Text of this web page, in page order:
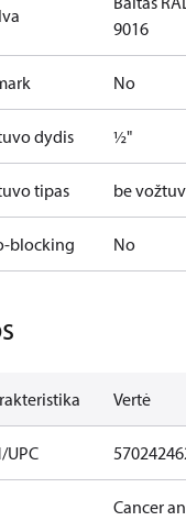
9016
No
dydis ½"
tipas be
blocking No
Vertė
UPC
Cancer